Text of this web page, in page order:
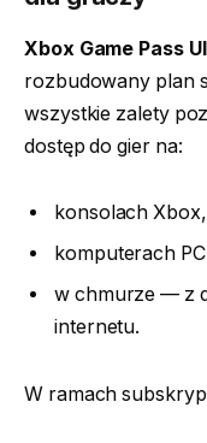
Xbox Game Pass
rozbudowany plan
wszystkie zalety
dostęp do gier na:
konsolach Xbox,
komputerach
w chmurze — z
internetu.
W ramach